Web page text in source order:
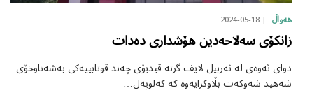
هەواڵ 2024-05-18
زانکۆی سەلاحەدین هۆشداری دەدات
دوای ئەوەی لە ئەربیل لایف گرتە ڤیدیۆی چەند قوتابییەکی بەشەناوخۆی
شەهید شەوکەت بڵاوکرایەوە کە کەلوپەل…